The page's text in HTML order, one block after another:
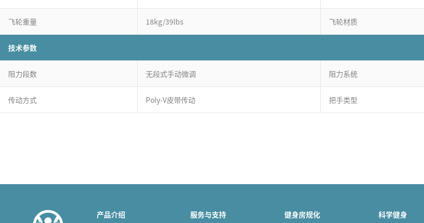
飞轮重量 18kg/39lbs 飞轮材质
技术参数
阻力段数 无段式手动微调 阻力系统
传动方式 Poly-V皮带传动 把手类型
产品介绍 服务与支持 健身房规化 科学健身